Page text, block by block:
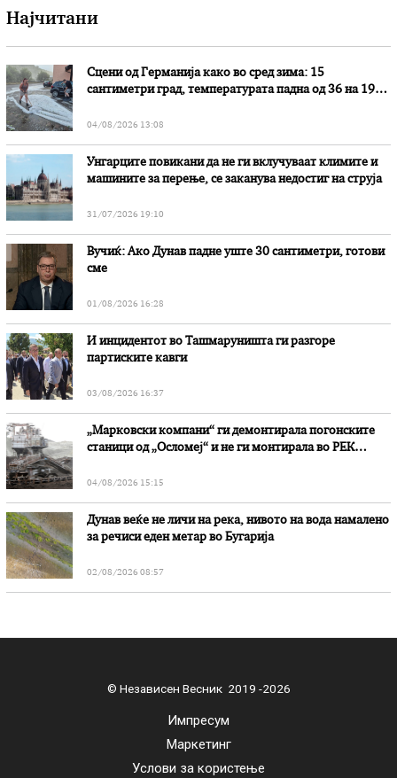
Најчитани
Сцени од Германија како во сред зима: 15
сантиметри град, температурата падна од 36 на 19
04/08/2026 13:08
Унгарците повикани да не ги вклучуваат климите и
машините за перење, се заканува недостиг на струја
31/07/2026 19:10
Вучиќ: Ако Дунав падне уште 30 сантиметри, готови
сме
01/08/2026 16:28
И инцидентот во Ташмаруништa ги разгоре
партиските кавги
03/08/2026 16:37
„Марковски компани“ ги демонтирала погонските
станици од „Осломеј“ и не ги монтирала во РЕК
04/08/2026 15:15
Дунав веќе не личи на река, нивото на вода намалено
за речиси еден метар во Бугарија
02/08/2026 08:57
© Независен Весник 2019 -2026
Импресум
Маркетинг
Услови за користење